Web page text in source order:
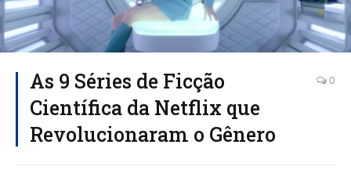
As 9 Séries de Ficção
Científica da Netflix que
Revolucionaram o Gênero
0